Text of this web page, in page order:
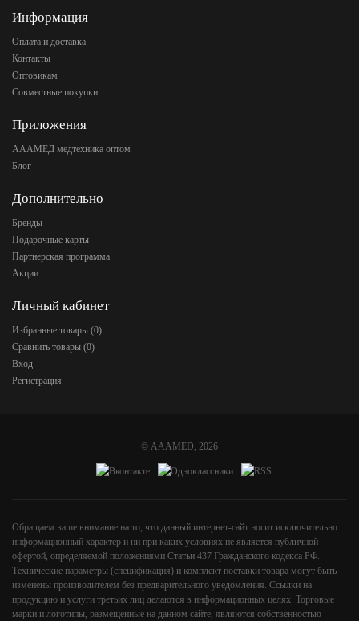
Информация
Оплата и доставка
Контакты
Оптовикам
Совместные покупки
Приложения
АААМЕД медтехника оптом
Блог
Дополнительно
Бренды
Подарочные карты
Партнерская программа
Акции
Личный кабинет
Избранные товары (0)
Сравнить товары (0)
Вход
Регистрация
© AAAMED, 2026
Обращаем ваше внимание на то, что данный интернет-сайт носит исключительно
информационный характер и ни при каких условиях не является публичной
офертой, определяемой положениями Статьи 437 Гражданского кодекса РФ.
Технические параметры (спецификация) и комплект поставки товара могут быть
изменены производителем без предварительного уведомления. Ссылки на
продукцию и услуги третьих лиц делаются в информационных целях. Торговые
марки и логотипы, размещенные на данном сайте, являются собственностью